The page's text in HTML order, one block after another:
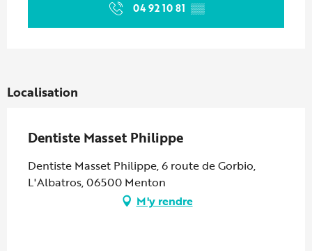
04 92 10 81 ▒▒
Localisation
Dentiste Masset Philippe
Dentiste Masset Philippe, 6 route de Gorbio,
L'Albatros, 06500 Menton
M'y rendre